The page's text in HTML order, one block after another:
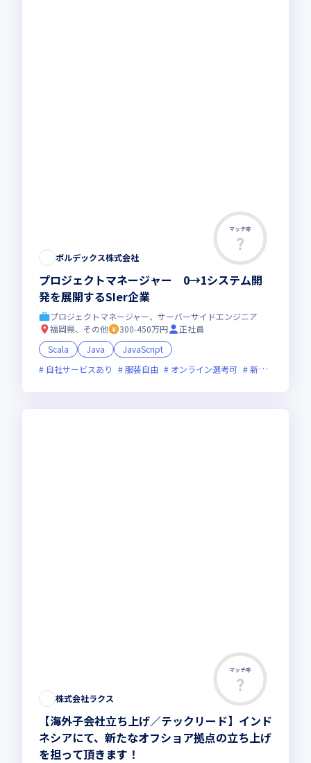
マッチ率
ボルデックス株式会社
プロジェクトマネージャー 0→1システム開
発を展開するSIer企業
プロジェクトマネージャー、サーバーサイドエンジニア
福岡県、その他
300-450万円
正社員
Scala
Java
JavaScript
自社サービスあり
服装自由 オンライン選考可 新技術に積極的
マッチ率
株式会社ラクス
【海外子会社立ち上げ／テックリード】インド
ネシアにて、新たなオフショア拠点の立ち上げ
を担って頂きます！